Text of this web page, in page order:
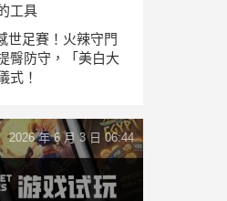
工具
世足賽！火辣守門
臀防守，「美白大
式！
2026 年 6 月 3 日 06:44